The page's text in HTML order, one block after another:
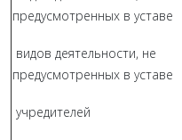
предусмотренных в уставе
видов деятельности, не
предусмотренных в уставе
учредителей